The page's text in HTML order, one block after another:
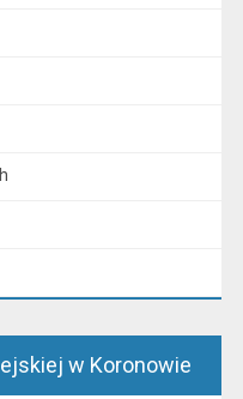
w Koronowie